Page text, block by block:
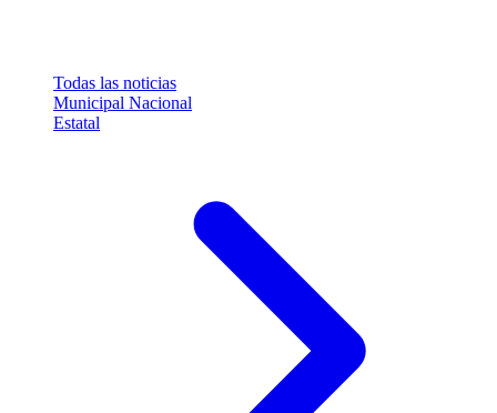
Todas las noticias
Municipal Nacional
Estatal